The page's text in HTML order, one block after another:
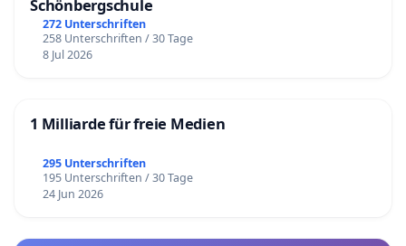
Schönbergschule
272 Unterschriften
258 Unterschriften / 30 Tage
8 Jul 2026
1 Milliarde für freie Medien
295 Unterschriften
195 Unterschriften / 30 Tage
24 Jun 2026